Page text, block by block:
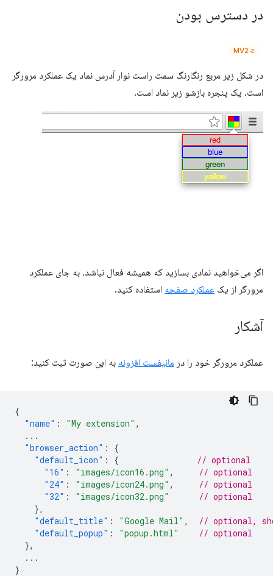
در دسترس بودن
≤ MV2
در شکل زیر مربع رنگارنگ سمت راست نوار آدرس نماد یک عملکرد مرورگر
است. یک پنجره بازشو زیر نماد است.
اگر می‌خواهید نمادی بسازید که همیشه فعال نباشد، به جای عملکرد
مرورگر از یک عملکرد صفحه استفاده کنید.
آشکار
عملکرد مرورگر خود را در مانیفست افزونه به این صورت ثبت کنید:
{
"name" : "My extension" ,
...
"browser_action" :
{
"default_icon" : {
// optional
"16" : "images/icon16.png" ,
// optional
"24" : "images/icon24.png" ,
// optional
"32" : "images/icon32.png"
// optional
},
"default_title" : "Google Mail" ,
// optional,
"default_popup" : "popup.html"
// optional
},
...
}